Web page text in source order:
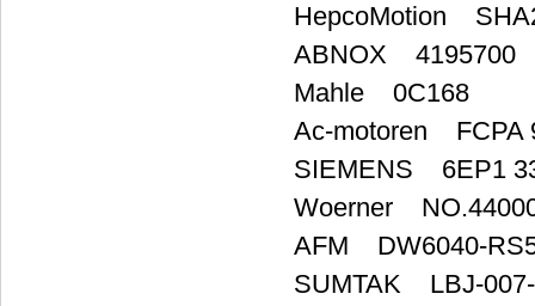
HepcoMotion
ABNOX 4195700
Mahle 0C168
Ac-motoren FCPA
SIEMENS 6EP1
Woerner
AFM DW6040-
SUMTAK LBJ-